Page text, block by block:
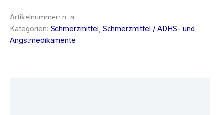
Artikelnummer: n. a.
Kategorien: Schmerzmittel Schmerzmittel / ADHS- und
Angstmedikamente